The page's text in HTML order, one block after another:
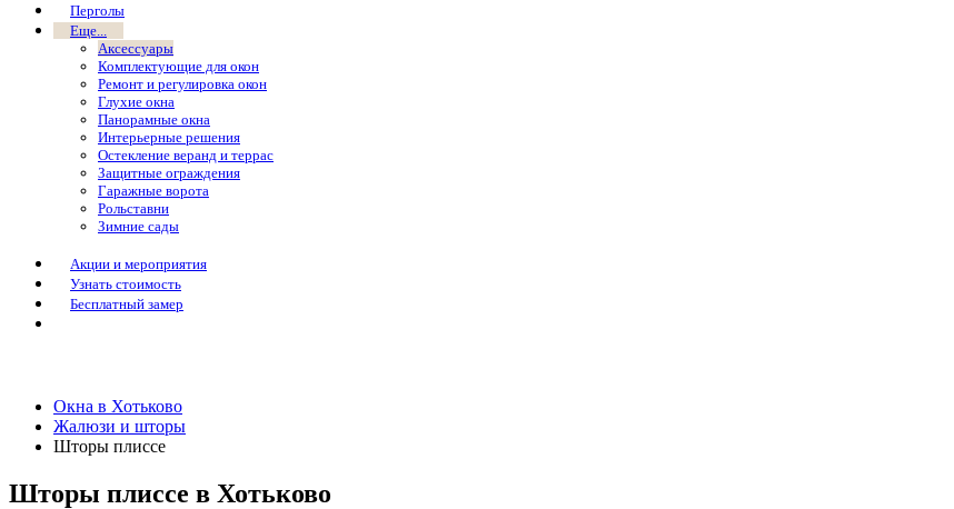
Перголы
Еще...
Аксессуары
Комплектующие для окон
Ремонт и регулировка окон
Глухие окна
Панорамные окна
Интерьерные решения
Остекление веранд и террас
Защитные ограждения
Гаражные ворота
Рольставни
Зимние сады
Акции и мероприятия
Узнать стоимость
Бесплатный замер
Окна в Хотьково
Жалюзи и шторы
Шторы плиссе
Шторы плиссе в Хотьково